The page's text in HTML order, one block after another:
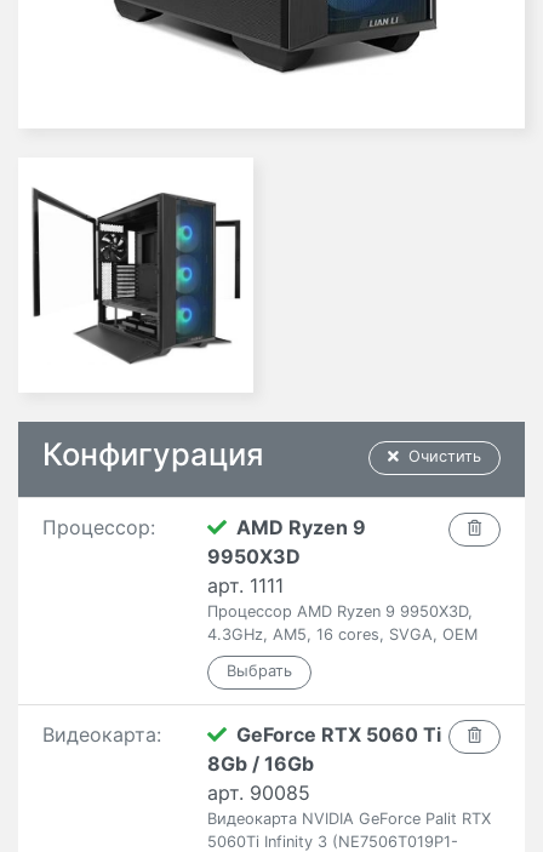
Очистить
Конфигурация
Процессор:
AMD Ryzen 9
9950X3D
арт. 1111
Процессор AMD Ryzen 9 9950X3D,
4.3GHz, AM5, 16 cores, SVGA, OEM
Видеокарта:
GeForce RTX 5060 Ti
8Gb / 16Gb
арт. 90085
Видеокарта NVIDIA GeForce Palit RTX
5060Ti Infinity 3 (NE7506T019P1-